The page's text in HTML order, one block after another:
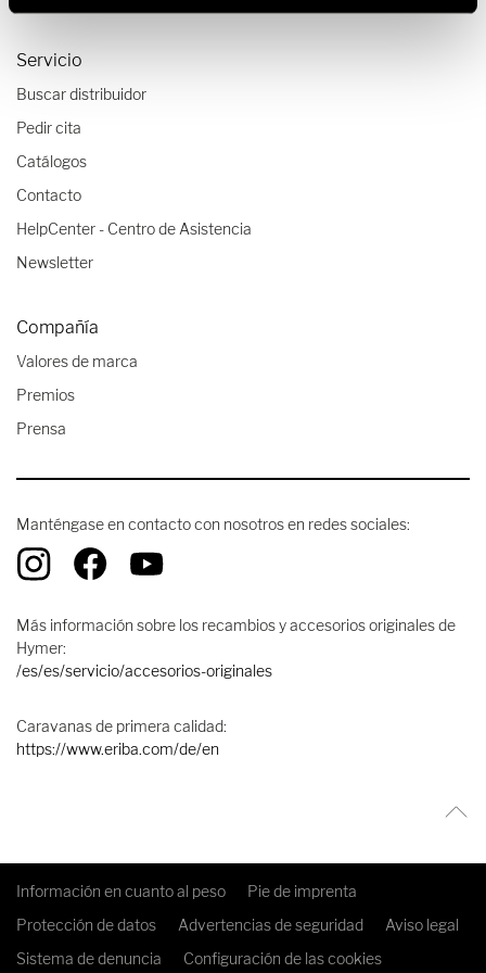
Servicio
Buscar distribuidor
Pedir cita
Catálogos
Contacto
HelpCenter - Centro de Asistencia
Newsletter
Compañía
Valores de marca
Premios
Prensa
Manténgase en contacto con nosotros en redes sociales:
Más información sobre los recambios y accesorios originales de
Hymer:
/es/es/servicio/accesorios-originales
Caravanas de primera calidad:
https://www.eriba.com/de/en
Información en cuanto al peso
Pie de imprenta
Protección de datos
Advertencias de seguridad
Aviso legal
Sistema de denuncia
Configuración de las cookies